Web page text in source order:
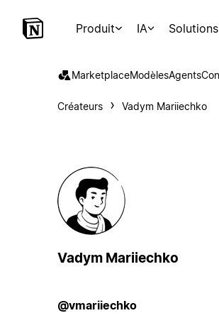
Produit IA Solutions
MarketplaceModèlesAgents
Créateurs Vadym Mariiechko
Vadym Mariiechko
@vmariiechko